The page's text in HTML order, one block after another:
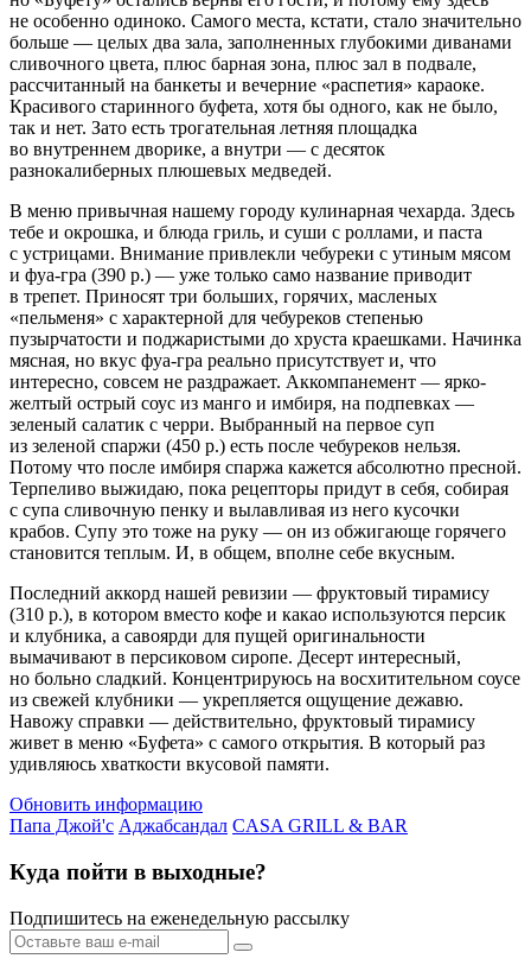
не особенно одиноко. Самого места, кстати, стало значительно
больше — целых два зала, заполненных глубокими диванами
сливочного цвета, плюс барная зона, плюс зал в подвале,
рассчитанный на банкеты и вечерние «распетия» караоке.
Красивого старинного буфета, хотя бы одного, как не было,
так и нет. Зато есть трогательная летняя площадка
во внутреннем дворике, а внутри — с десяток
разнокалиберных плюшевых медведей.
В меню привычная нашему городу кулинарная чехарда. Здесь
тебе и окрошка, и блюда гриль, и суши с роллами, и паста
с устрицами. Внимание привлекли чебуреки с утиным мясом
и фуа-гра (390 р.) — уже только само название приводит
в трепет. Приносят три больших, горячих, масленых
«пельменя» с характерной для чебуреков степенью
пузырчатости и поджаристыми до хруста краешками. Начинка
мясная, но вкус фуа-гра реально присутствует и, что
интересно, совсем не раздражает. Аккомпанемент — ярко-
желтый острый соус из манго и имбиря, на подпевках —
зеленый салатик с черри. Выбранный на первое суп
из зеленой спаржи (450 р.) есть после чебуреков нельзя.
Потому что после имбиря спаржа кажется абсолютно пресной.
Терпеливо выжидаю, пока рецепторы придут в себя, собирая
с супа сливочную пенку и вылавливая из него кусочки
крабов. Супу это тоже на руку — он из обжигающе горячего
становится теплым. И, в общем, вполне себе вкусным.
Последний аккорд нашей ревизии — фруктовый тирамису
(310 р.), в котором вместо кофе и какао используются персик
и клубника, а савоярди для пущей оригинальности
вымачивают в персиковом сиропе. Десерт интересный,
но больно сладкий. Концентрируюсь на восхитительном соусе
из свежей клубники — укрепляется ощущение дежавю.
Навожу справки — действительно, фруктовый тирамису
живет в меню «Буфета» с самого открытия. В который раз
удивляюсь хваткости вкусовой памяти.
Обновить информацию
Папа Джой'с Аджабсандал CASA GRILL & BAR
Куда пойти в выходные?
Подпишитесь на еженедельную рассылку